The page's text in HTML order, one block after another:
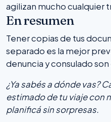
agilizan mucho cualquier
En resumen
Tener copias de tus
separado es la mejor
denuncia y consulado
¿Ya sabés a dónde vas?
estimado de tu viaje con
planificá sin sorpresas.